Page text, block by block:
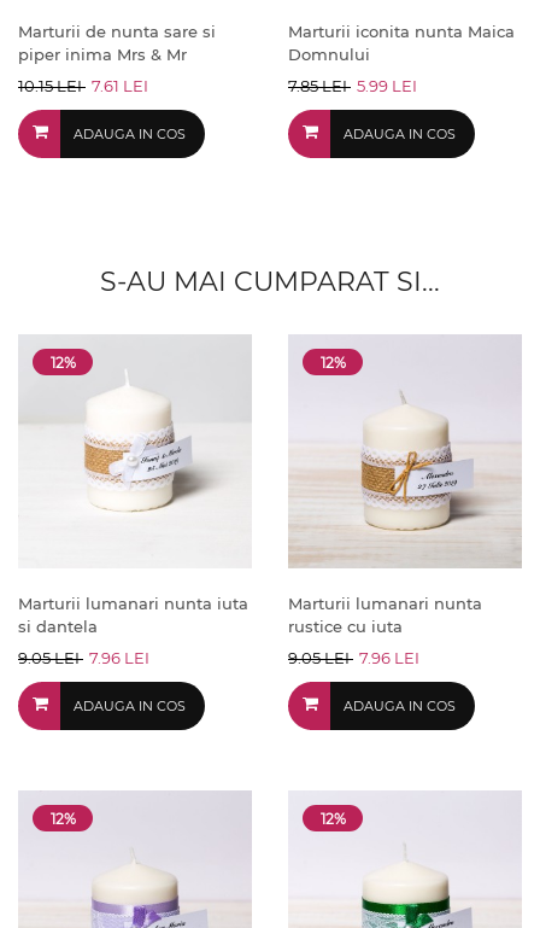
Marturii de nunta sare si
piper inima Mrs & Mr
10.15 LEI 7.61 LEI
ADAUGA IN COS
Marturii iconita nunta Maica
Domnului
7.85 LEI 5.99 LEI
ADAUGA IN COS
S-AU MAI CUMPARAT SI...
12%
Marturii lumanari nunta iuta
si dantela
9.05 LEI 7.96 LEI
ADAUGA IN COS
12%
Marturii lumanari nunta
rustice cu iuta
9.05 LEI 7.96 LEI
ADAUGA IN COS
12% 12%